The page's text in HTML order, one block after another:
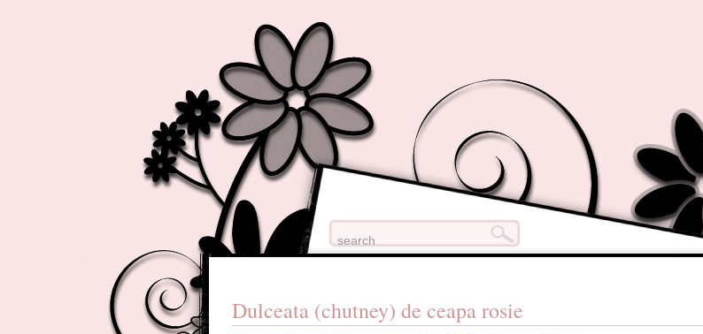
Dulceata (chutney) de ceapa rosie